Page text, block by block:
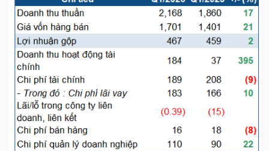
KINH
TẾ
THẾ
GIỚI